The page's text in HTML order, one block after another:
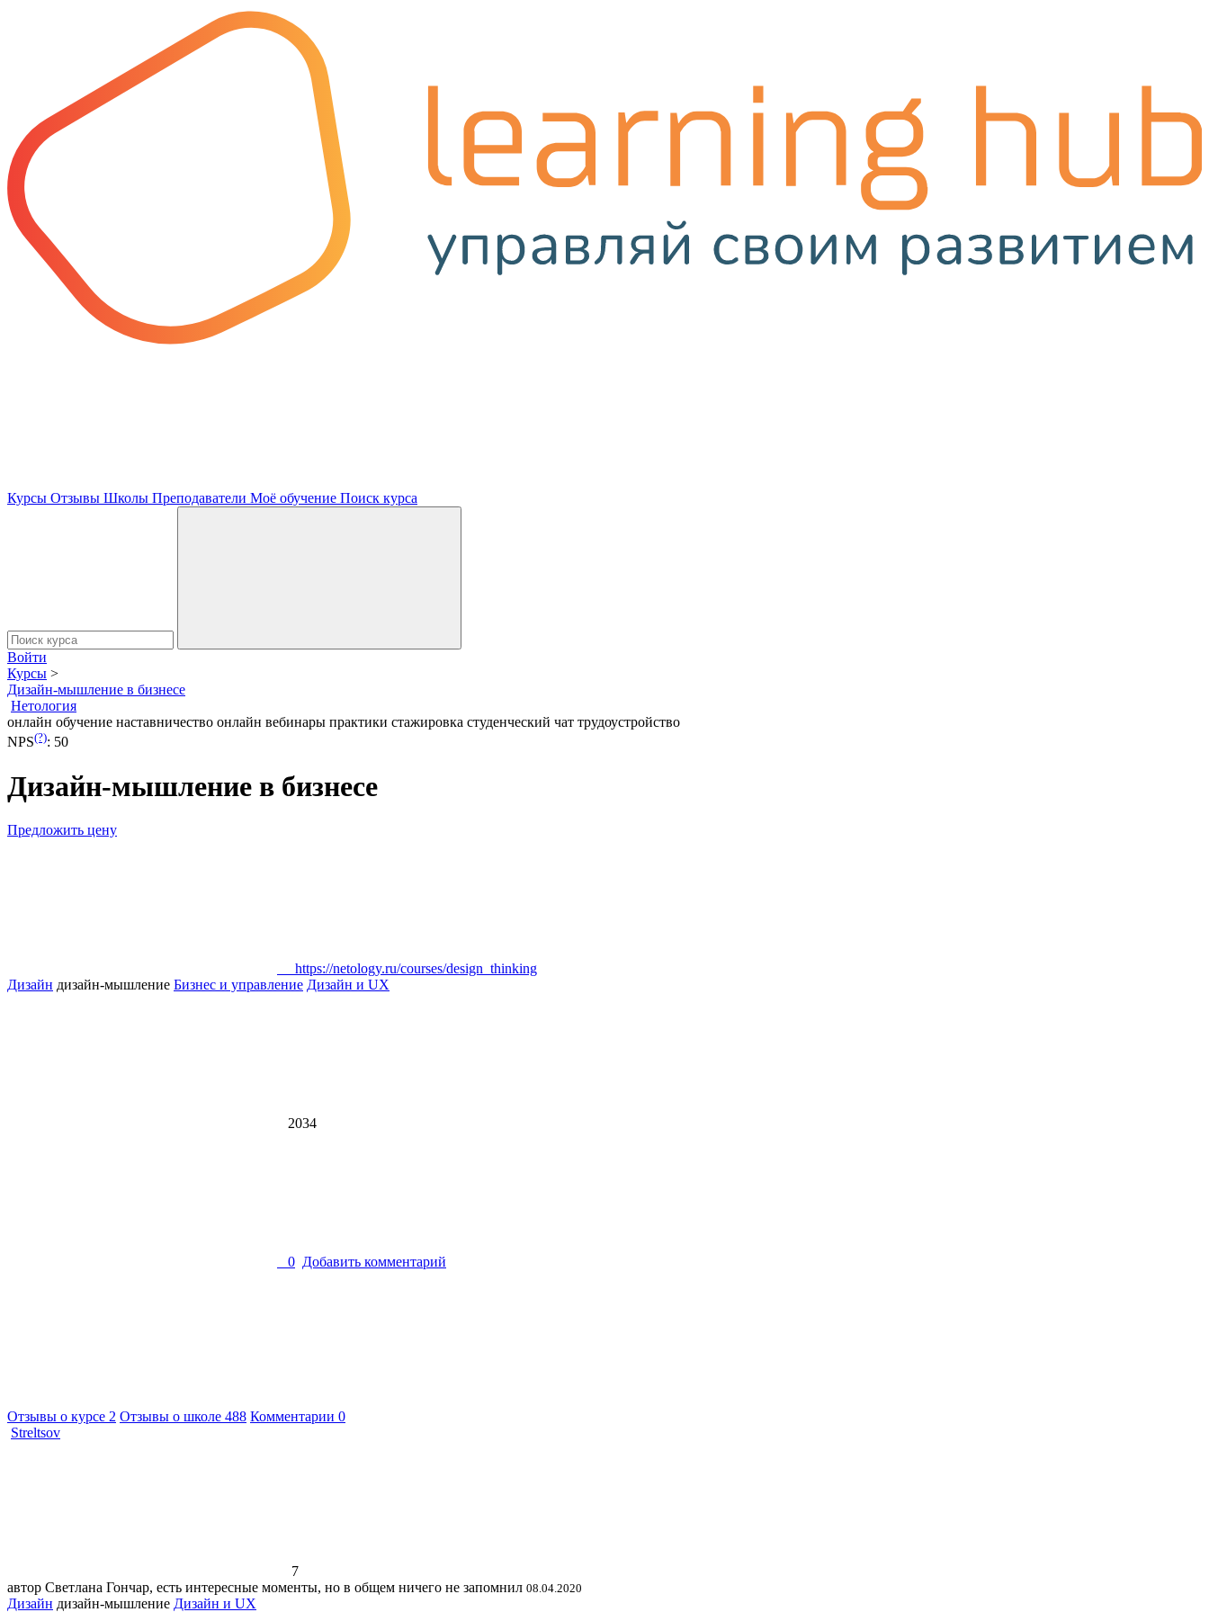
Курсы Отзывы Школы Преподаватели Моё обучение Поиск курса
Войти
Курсы >
Дизайн-мышление в бизнесе
Нетология
онлайн обучение наставничество онлайн вебинары практики стажировка студенческий чат трудоустройство
NPS(?): 50
Дизайн-мышление в бизнесе
Предложить цену
https://netology.ru/courses/design_thinking
Дизайн дизайн-мышление Бизнес и управление Дизайн и UX
2034
0 Добавить комментарий
Отзывы о курсе 2 Отзывы о школе 488 Комментарии 0
Streltsov
7
автор Светлана Гончар, есть интересные моменты, но в общем ничего не запомнил 08.04.2020
Дизайн дизайн-мышление Дизайн и UX